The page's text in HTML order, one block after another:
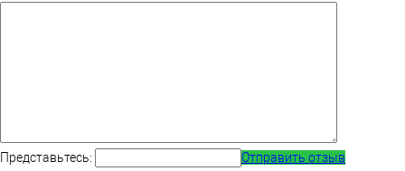
Представьтесь: Отправить отзыв